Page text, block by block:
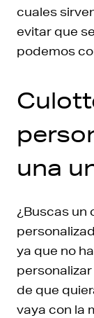
cuales
evitar que
podemos
una
¿Buscas un
ya que no
de que
vaya con la